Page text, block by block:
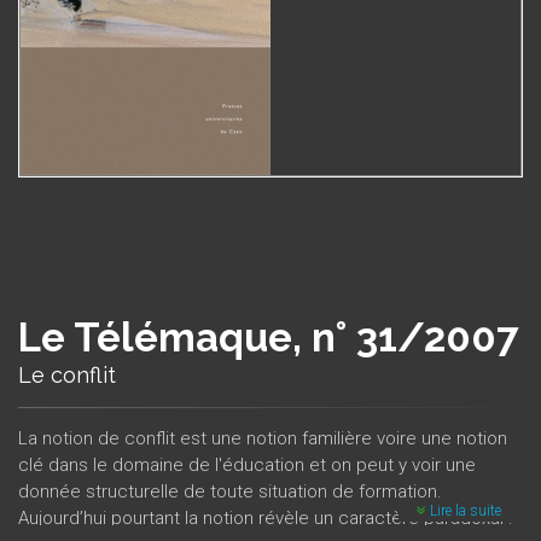
Le Télémaque, n° 31/2007
Le conflit
La notion de conflit est une notion familière voire une notion
clé dans le domaine de l'éducation et on peut y voir une
donnée structurelle de toute situation de formation.
Aujourd’hui pourtant la notion révèle un caractère paradoxal :
Lire la suite